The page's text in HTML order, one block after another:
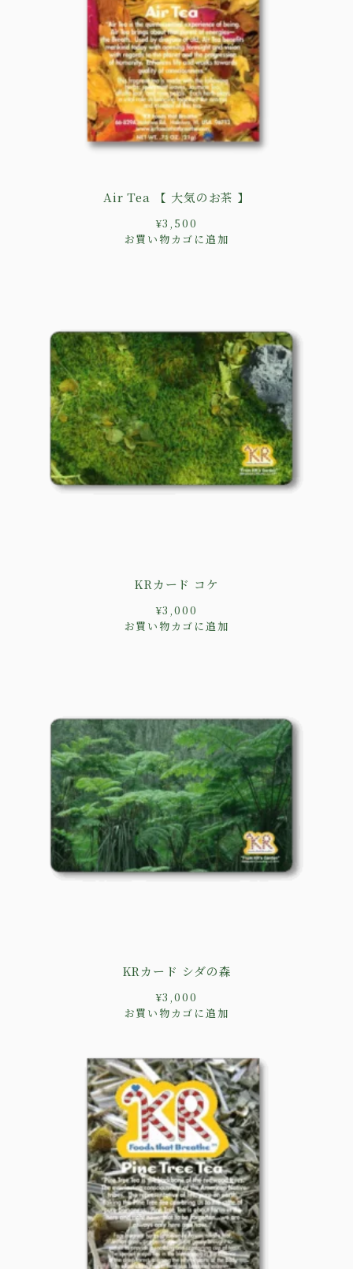
Air Tea 【 大気のお茶 】
¥3,500
お買い物カゴに追加
KRカード コケ
¥3,000
お買い物カゴに追加
KRカード シダの森
¥3,000
お買い物カゴに追加